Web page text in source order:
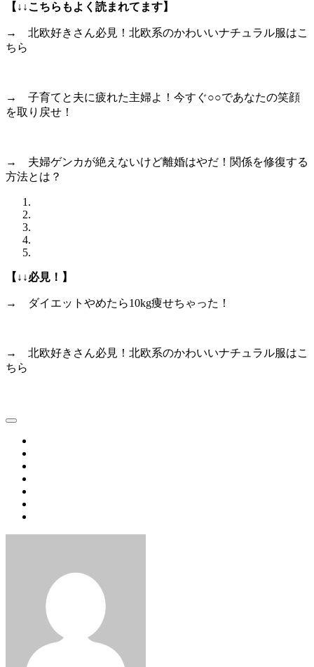
【↓↓こちらもよく読まれてます】
→ 北欧好きさん必見！北欧系のかわいいナチュラル服はこ
ちら
→ 子育てと夫に疲れた主婦よ！今すぐ○○であなたの笑顔
を取り戻せ！
→ 夫婦ゲンカが絶えないけど離婚はやだ！関係を修復する
方法とは？
【↓↓必見！】
→ ダイエットやめたら10kg痩せちゃった！
→ 北欧好きさん必見！北欧系のかわいいナチュラル服はこ
ちら